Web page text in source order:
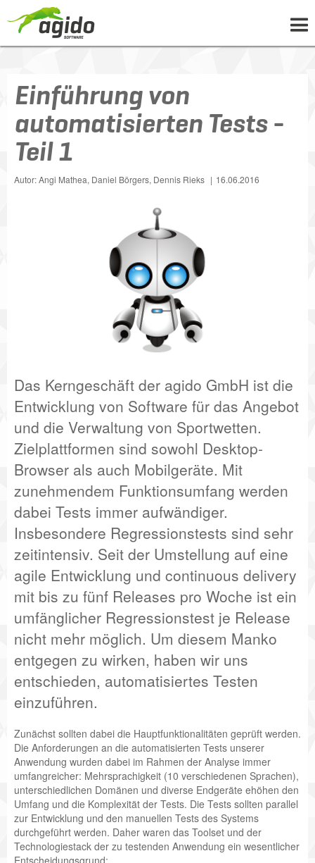
LÖSUNGEN
PROJEKTE
NEWS
Einführung von
automatisierten Tests -
Teil 1
Autor: Angi Mathea, Daniel Börgers, Dennis Rieks 16.06.2016
Das Kerngeschäft der agido GmbH ist die
Entwicklung von Software für das Angebot
und die Verwaltung von Sportwetten.
Zielplattformen sind sowohl Desktop-
Browser als auch Mobilgeräte. Mit
zunehmendem Funktionsumfang werden
dabei Tests immer aufwändiger.
Insbesondere Regressionstests sind sehr
zeitintensiv. Seit der Umstellung auf eine
agile Entwicklung und continuous delivery
mit bis zu fünf Releases pro Woche ist ein
umfänglicher Regressionstest je Release
nicht mehr möglich. Um diesem Manko
entgegen zu wirken, haben wir uns
entschieden, automatisiertes Testen
einzuführen.
Zunächst sollten dabei die Hauptfunktionalitäten geprüft werden.
Die Anforderungen an die automatisierten Tests unserer
Anwendung wurden dabei im Rahmen der Analyse immer
umfangreicher: Mehrsprachigkeit (10 verschiedenen Sprachen),
unterschiedlichen Domänen und diverse Endgeräte ehöhen den
Umfang und die Komplexität der Tests. Die Tests sollten parallel
zur Entwicklung und den manuellen Tests des Systems
durchgeführt werden. Daher waren das Toolset und der
Technologiestack der zu testenden Anwendung ein wesentlicher